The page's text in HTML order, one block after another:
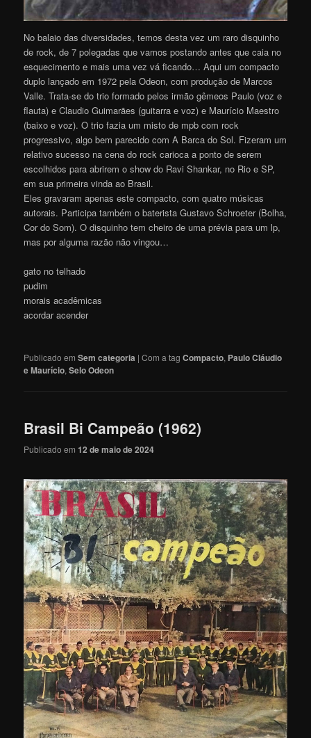
No balaio das diversidades, temos desta vez um raro disquinho
de rock, de 7 polegadas que vamos postando antes que caia no
esquecimento e mais uma vez vá ficando… Aqui um compacto
duplo lançado em 1972 pela Odeon, com produção de Marcos
Valle. Trata-se do trio formado pelos irmão gêmeos Paulo (voz e
flauta) e Claudio Guimarães (guitarra e voz) e Maurício Maestro
(baixo e voz). O trio fazia um misto de mpb com rock
progressivo, algo bem parecido com A Barca do Sol. Fizeram um
relativo sucesso na cena do rock carioca a ponto de serem
escolhidos para abrirem o show do Ravi Shankar, no Rio e SP,
em sua primeira vinda ao Brasil.
Eles gravaram apenas este compacto, com quatro músicas
autorais. Participa também o baterista Gustavo Schroeter (Bolha,
Cor do Som). O disquinho tem cheiro de uma prévia para um lp,
mas por alguma razão não vingou…
gato no telhado
pudim
morais acadêmicas
acordar acender
Publicado em Sem categoria |Com a tagCompacto, Paulo Cláudio
e Maurício,Selo Odeon
Brasil Bi Campeão (1962)
Publicado em12 de maio de 2024